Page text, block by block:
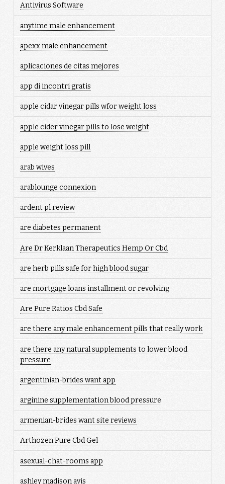
Antivirus Software
anytime male enhancement
apexx male enhancement
aplicaciones de citas mejores
app di incontri gratis
apple cidar vinegar pills wfor weight loss
apple cider vinegar pills to lose weight
apple weight loss pill
arab wives
arablounge connexion
ardent pl review
are diabetes permanent
Are Dr Kerklaan Therapeutics Hemp Or Cbd
are herb pills safe for high blood sugar
are mortgage loans installment or revolving
Are Pure Ratios Cbd Safe
are there any male enhancement pills that really work
are there any natural supplements to lower blood
pressure
argentinian-brides want app
arginine supplementation blood pressure
armenian-brides want site reviews
Arthozen Pure Cbd Gel
asexual-chat-rooms app
ashley madison avis